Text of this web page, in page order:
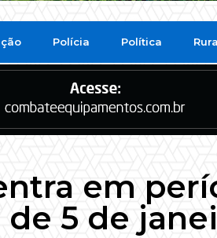
Polícia Política
em
5 de